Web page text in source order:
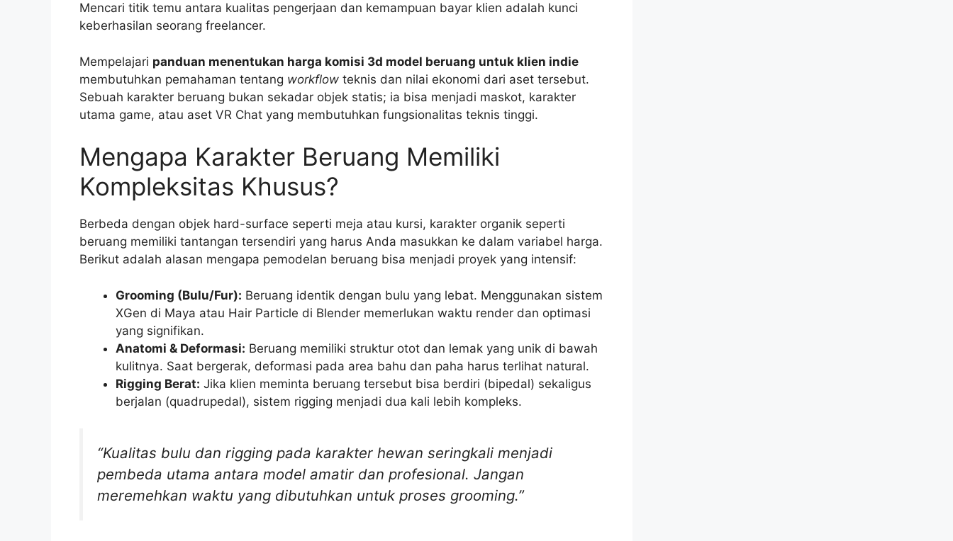
Mencari titik temu antara kualitas pengerjaan dan kemampuan bayar klien adalah kunci
keberhasilan seorang freelancer.
Mempelajari panduan menentukan harga komisi 3d model beruang untuk klien indie
membutuhkan pemahaman tentang workflow teknis dan nilai ekonomi dari aset tersebut.
Sebuah karakter beruang bukan sekadar objek statis; ia bisa menjadi maskot, karakter
utama game, atau aset VR Chat yang membutuhkan fungsionalitas teknis tinggi.
Mengapa Karakter Beruang Memiliki
Kompleksitas Khusus?
Berbeda dengan objek hard-surface seperti meja atau kursi, karakter organik seperti
beruang memiliki tantangan tersendiri yang harus Anda masukkan ke dalam variabel harga.
Berikut adalah alasan mengapa pemodelan beruang bisa menjadi proyek yang intensif:
Grooming (Bulu/Fur): Beruang identik dengan bulu yang lebat. Menggunakan sistem
XGen di Maya atau Hair Particle di Blender memerlukan waktu render dan optimasi
yang signifikan.
Anatomi & Deformasi: Beruang memiliki struktur otot dan lemak yang unik di bawah
kulitnya. Saat bergerak, deformasi pada area bahu dan paha harus terlihat natural.
Rigging Berat: Jika klien meminta beruang tersebut bisa berdiri (bipedal) sekaligus
berjalan (quadrupedal), sistem rigging menjadi dua kali lebih kompleks.
“Kualitas bulu dan rigging pada karakter hewan seringkali menjadi
pembeda utama antara model amatir dan profesional. Jangan
meremehkan waktu yang dibutuhkan untuk proses grooming.”